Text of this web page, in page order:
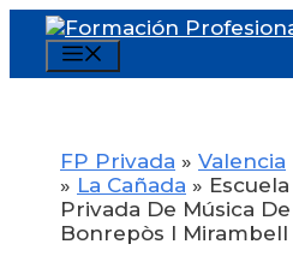
Saltar
contenido
FP Privada » Valencia
» La Cañada » Escuela
Privada De Música De
Bonrepòs I Mirambell